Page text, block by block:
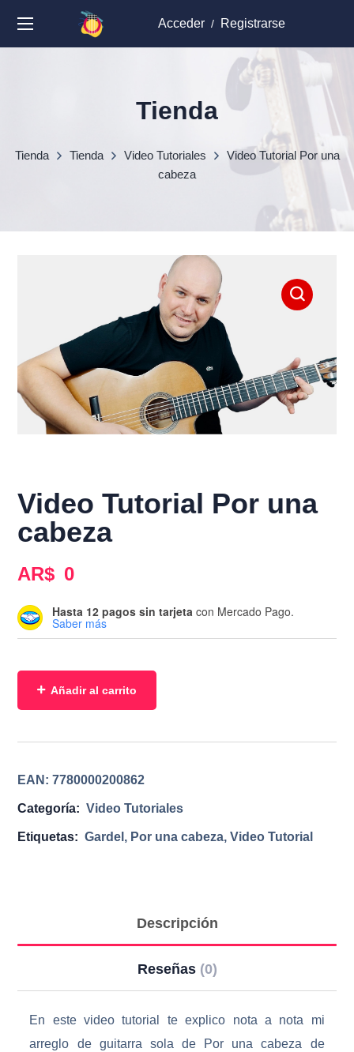
Acceder/ Registrarse
Tienda
Tienda Tienda Video Tutoriales
Video Tutorial Por una
cabeza
Video Tutorial Por una
cabeza
AR$ 0
EAN:7780000200862
Categoría: Video Tutoriales
Etiquetas: Gardel , Por una cabeza,Video Tutorial
Hasta 12 pagos sin tarjeta con Mercado Pago.
Saber más
Añadir al carrito
Descripción
Reseñas (0)
En este video tutorial te explico nota a nota mi
arreglo de guitarra sola de Por una cabeza de